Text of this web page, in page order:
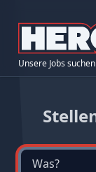
Unsere Jobs
Was?